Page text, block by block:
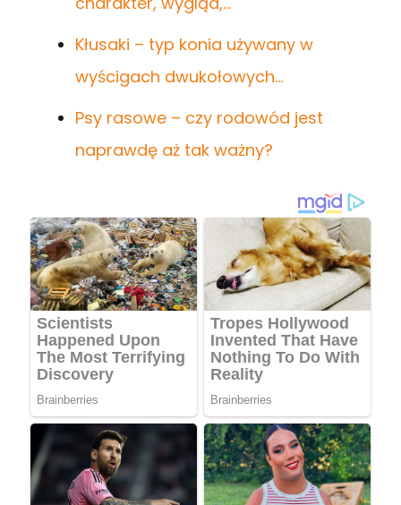
Kłusaki – typ konia używany w
wyścigach dwukołowych…
Psy rasowe – czy rodowód jest
naprawdę aż tak ważny?